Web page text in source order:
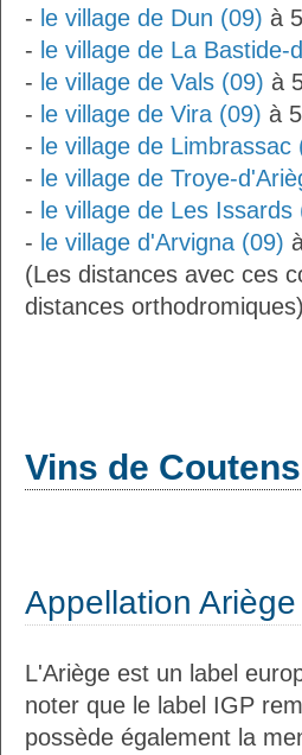
- le village de Dun (09) à
- le village de La Bastide-
- le village de Vals (09) à
- le village de Vira (09) à
- le village de Limbrassac
- le village de Troye-
- le village de Les Issards
- le village d'Arvigna (09)
(Les distances avec ces
distances orthodromiques)
Vins de Coutens
Appellation Ariège
L'Ariège est un label
noter que le label IGP
possède également la